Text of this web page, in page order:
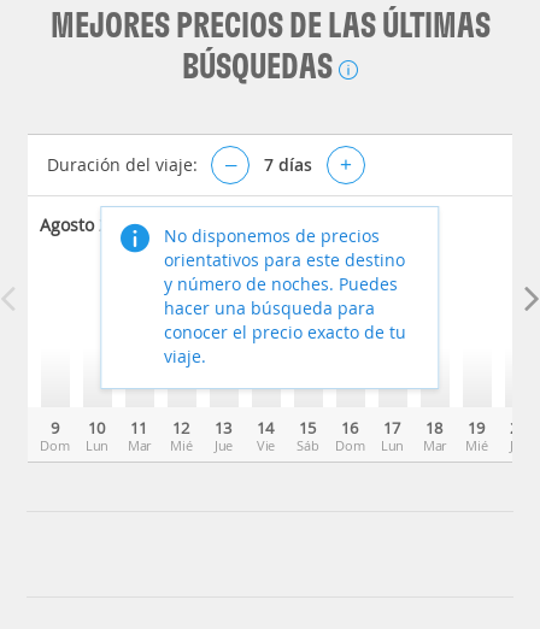
MEJORES PRECIOS DE LAS ÚLTIMAS
BÚSQUEDAS
Duración del viaje: – 7 días +
Agosto 2026
9
Dom
10
Lun
11
Mar
12
Mié
13
Jue
14
Vie
15
Sáb
16
Dom
17
Lun
18
Mar
19
Mié
20
Jue
No disponemos de precios
orientativos para este destino
y número de noches. Puedes
hacer una búsqueda para
conocer el precio exacto de tu
viaje.